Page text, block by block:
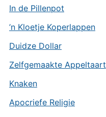
In de Pillenpot
’n Kloetje Koperlappen
Duidze Dollar
Zelfgemaakte Appeltaart
Knaken
Apocriefe Religie